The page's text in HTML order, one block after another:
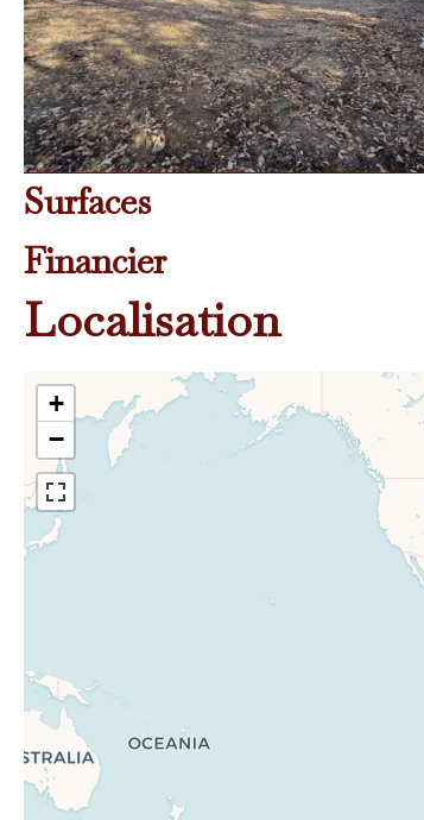
Surfaces
Financier
Localisation
+
−